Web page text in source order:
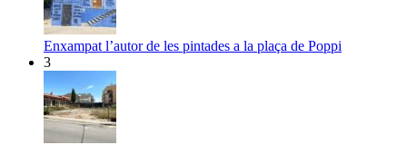
Enxampat l’autor de les pintades a la plaça de Poppi
3